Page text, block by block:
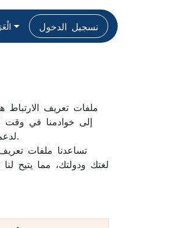
تسجيل الدخول
ملفات تعريف
إلى خوادمنا في وقت
تساعدنا ملفات
لغتك ودولتك، مما يتيح